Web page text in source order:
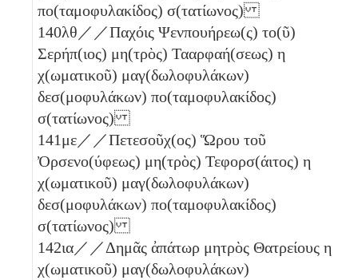
πο(ταμοφυλακίδος) σ(τατίωνος)
140λθ ／／Παχόις Ψενπουήρεω(ς) το(ῦ)
Σερήπ(ιος) μη(τρὸς) Τααρφαή(σεως) η
χ(ωματικοῦ) μαγ(δωλοφυλάκων)
δεσ(μοφυλάκων) πο(ταμοφυλακίδος)
σ(τατίωνος)
141με／／Πετεσοῦχ(ος) Ὥρου τοῦ
Ὀρσενο(ύφεως) μη(τρὸς) Τεφορσ(άιτος) η
χ(ωματικοῦ) μαγ(δωλοφυλάκων)
δεσ(μοφυλάκων) πο(ταμοφυλακίδος)
σ(τατίωνος)
142ια／／Δημᾶς ἀπάτωρ μητρὸς Θατρείους η
χ(ωματικοῦ) μαγ(δωλοφυλάκων)